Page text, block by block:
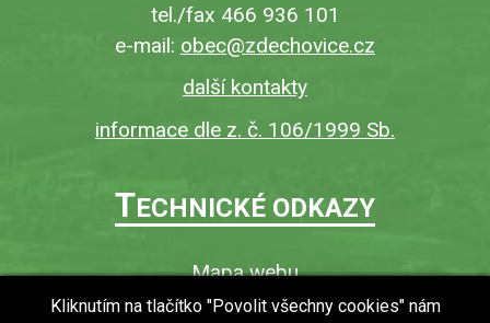
tel./fax 466 936 101
e-mail: obec@zdechovice.cz
další kontakty
informace dle z. č. 106/1999 Sb.
TECHNICKÉ ODKAZY
Mapa webu
O webu
Kliknutím na tlačítko "Povolit všechny cookies" nám